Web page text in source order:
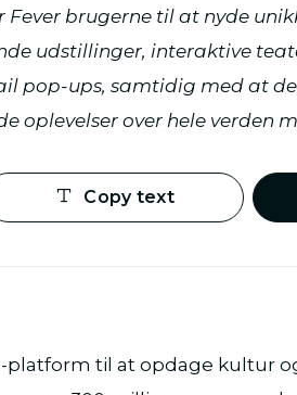
brugerne til at nyde
udstillinger, interaktive
pop-ups, samtidig med at
oplevelser over hele verden
Copy text
platform til at opdage kultur